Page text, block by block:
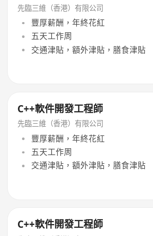
先臨三維（香港）有限公司
豐厚薪酬，年終花紅
五天工作周
交通津貼，額外津貼，膳食津貼
C++軟件開發工程師
先臨三維（香港）有限公司
豐厚薪酬，年終花紅
五天工作周
交通津貼，額外津貼，膳食津貼
C++軟件開發工程師